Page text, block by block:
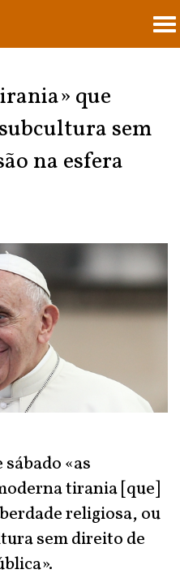
que
sem
na esfera
«as
tirania [que]
religiosa, ou
sem direito de